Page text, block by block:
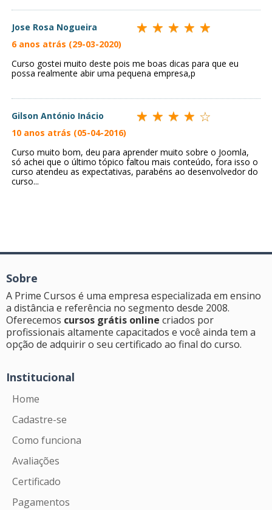
Jose Rosa Nogueira
6 anos atrás (29-03-2020)
Curso gostei muito deste pois me boas dicas para que eu
possa realmente abir uma pequena empresa,p
Gilson António Inácio
10 anos atrás (05-04-2016)
Curso muito bom, deu para aprender muito sobre o Joomla,
só achei que o último tópico faltou mais conteúdo, fora isso o
curso atendeu as expectativas, parabéns ao desenvolvedor do
curso...
Sobre
A Prime Cursos é uma empresa especializada em ensino
a distância e referência no segmento desde 2008.
Oferecemos cursos grátis online criados por
profissionais altamente capacitados e você ainda tem a
opção de adquirir o seu certificado ao final do curso.
Institucional
Home
Cadastre-se
Como funciona
Avaliações
Certificado
Pagamentos